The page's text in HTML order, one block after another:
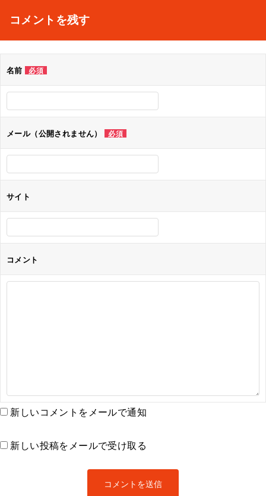
ビ
シ
コメントを残す
名前 必須
メール（公開されません） 必須
サイト
コメント
新しいコメントをメールで通知
新しい投稿をメールで受け取る